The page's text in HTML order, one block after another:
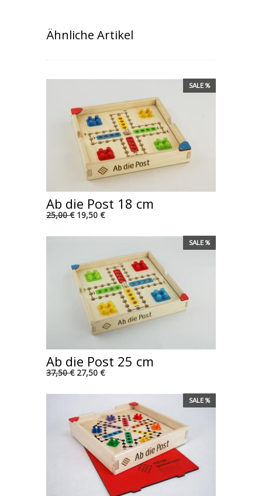
Ähnliche Artikel
SALE %
Ab die Post 18 cm
25,00 €19,50 €
SALE %
Ab die Post 25 cm
37,50 €27,50 €
SALE %